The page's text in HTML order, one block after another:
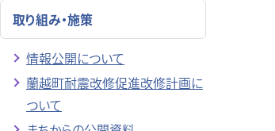
取り組み・施策
情報公開について
蘭越町耐震改修促進改修計画に
ついて